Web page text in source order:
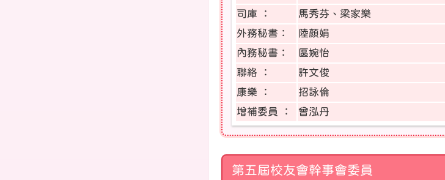
司庫 ：
馬秀芬、梁家樂
外務秘書：
陸顏娟
內務秘書：
區婉怡
聯絡 ：
許文俊
康樂 ：
招詠倫
增補委員 ：
曾泓丹
第五屆校友會幹事會委員